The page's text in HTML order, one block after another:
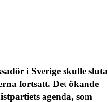
i Sverige skulle sluta
fortsatt. Det ökande
agenda, som